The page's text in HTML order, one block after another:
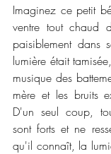
Imaginez ce petit
ventre tout chaud
paisiblement
lumière était
musique des
mère et les bruits
D'un seul coup,
sont forts et ne
qu'il connaît, la